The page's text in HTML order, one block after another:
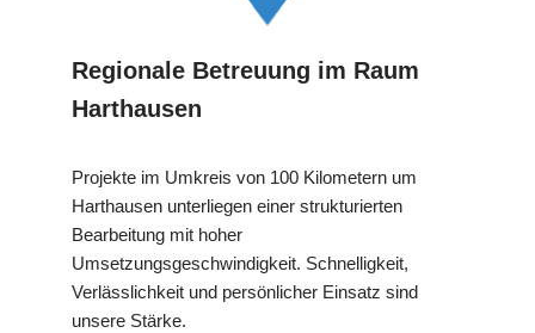
Regionale Betreuung im Raum
Harthausen
Projekte im Umkreis von 100 Kilometern um
Harthausen unterliegen einer strukturierten
Bearbeitung mit hoher
Umsetzungsgeschwindigkeit. Schnelligkeit,
Verlässlichkeit und persönlicher Einsatz sind
unsere Stärke.